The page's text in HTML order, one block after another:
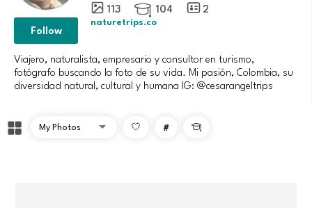
113  104 2
naturetrips.co
Follow
Viajero, naturalista, empresario y consultor en turismo,
fotógrafo buscando la foto de su vida. Mi pasión, Colombia, su
diversidad natural, cultural y humana IG: @cesarangeltrips
# 